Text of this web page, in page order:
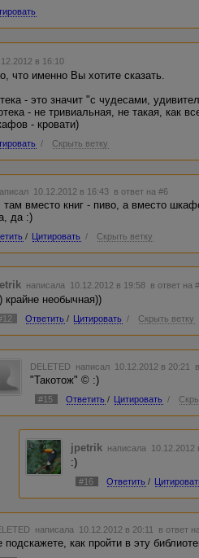
в 16:10
что именно Вы хотите сказать.
- это значит "с чудесами,
- не тривиальная, не такая, как
- кровати)
/ Скрыть ветку
10.12.2012 в 16:43 в ответ на #6
вместо книг - пиво, а вместо
да :)
/ Цитировать / Скрыть ветку
написала 10.12.2012 в 19:58 в ответ на
крайне необычная))
Ответить / Цитировать / Скрыть ветку
DELETED написал 10.12.2012 в 20:21
"Такотож" © :)
#15 Ответить / Цитировать /
jpetrik написала
:)
#16 Ответить /
написала 10.12.2012 в 20:11 в ответ
подскажете, как пройти в эту